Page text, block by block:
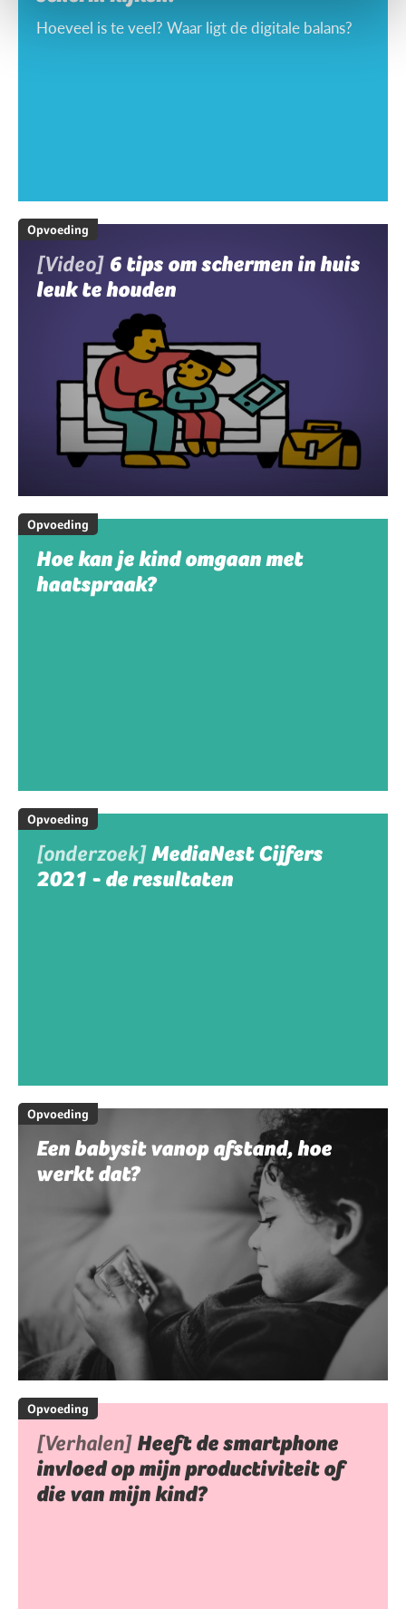
Hoeveel is te veel? Waar ligt de digitale balans?
Opvoeding
[Video] 6 tips om schermen in huis
leuk te houden
Opvoeding
Hoe kan je kind omgaan met
haatspraak?
Opvoeding
[onderzoek]MediaNest Cijfers
2021 - de resultaten
Opvoeding
Een babysit vanop afstand, hoe
werkt dat?
Opvoeding
[Verhalen] Heeft de smartphone
invloed op mijn productiviteit of
die van mijn kind?